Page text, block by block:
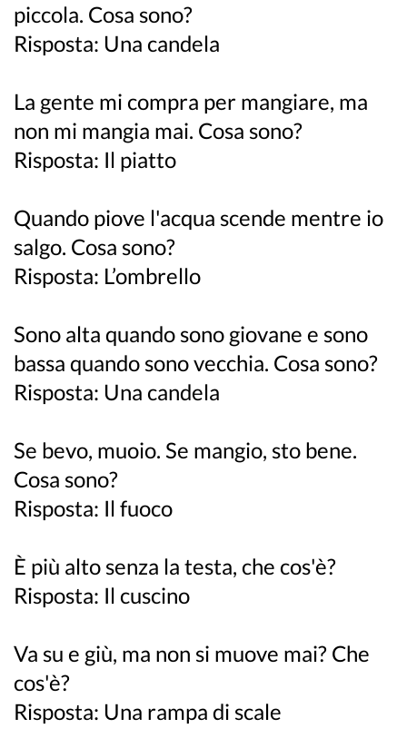
piccola. Cosa sono?
Risposta: Una candela
La gente mi compra per mangiare, ma
non mi mangia mai. Cosa sono?
Risposta: Il piatto
Quando piove l'acqua scende mentre io
salgo. Cosa sono?
Risposta: L’ombrello
Sono alta quando sono giovane e sono
bassa quando sono vecchia. Cosa sono?
Risposta: Una candela
Se bevo, muoio. Se mangio, sto bene.
Cosa sono?
Risposta: Il fuoco
È più alto senza la testa, che cos'è?
Risposta: Il cuscino
Va su e giù, ma non si muove mai? Che
cos'è?
Risposta: Una rampa di scale